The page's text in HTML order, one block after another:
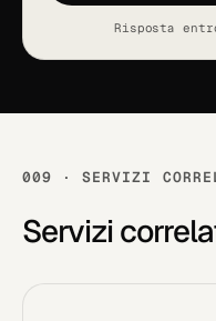
Risposta
009 · SERVIZI
Servizi